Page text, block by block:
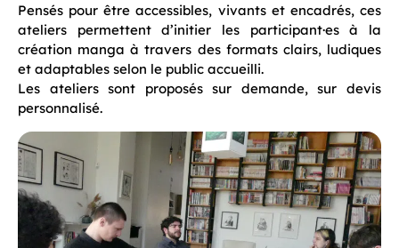
Pensés pour être accessibles, vivants et encadrés, ces
ateliers permettent d’initier les participant·es à la
création manga à travers des formats clairs, ludiques
et adaptables selon le public accueilli.
Les ateliers sont proposés sur demande, sur devis
personnalisé.